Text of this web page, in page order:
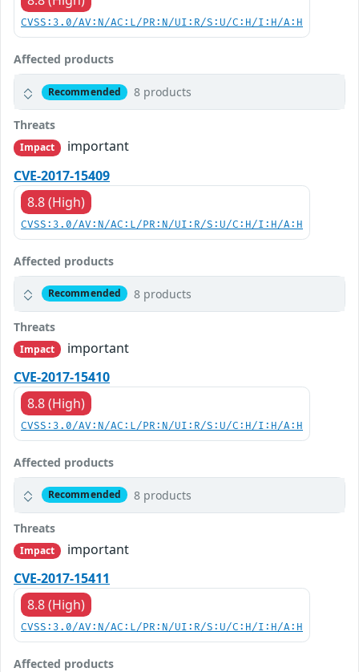
CVSS:3.0/AV:N/AC:L/PR:N/UI:R/S:U/C:H/I:H/A:H
Affected products
Recommended 8 products
Threats
Impact
important
CVE-2017-15409
8.8 (High)
CVSS:3.0/AV:N/AC:L/PR:N/UI:R/S:U/C:H/I:H/A:H
Affected products
Recommended 8 products
Threats
Impact
important
CVE-2017-15410
8.8 (High)
CVSS:3.0/AV:N/AC:L/PR:N/UI:R/S:U/C:H/I:H/A:H
Affected products
Recommended 8 products
Threats
Impact
important
CVE-2017-15411
8.8 (High)
CVSS:3.0/AV:N/AC:L/PR:N/UI:R/S:U/C:H/I:H/A:H
Affected products